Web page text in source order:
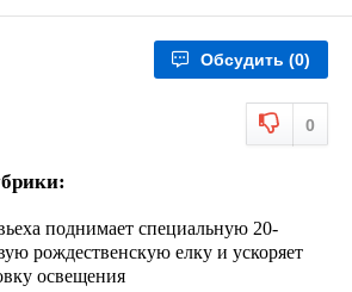
Обсудить (0)
0
поднимает специальную 20-
рождественскую елку и ускоряет
освещения